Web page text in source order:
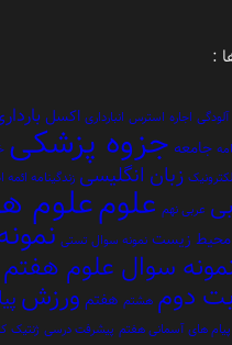
:
آلودگی اجاره استرس انبارداری اکسل
جامعه جزوه پزشکی
زبان انگلیسی زندگینامه ائمه
عربی نهم علومعلوم
محیط زیست نمونه سوال تستی
سوال علوم هفتم
دوم هشتم هفتم ورزش
پیام های آسمانی هفتم پیشرفت درسی ژنتیک